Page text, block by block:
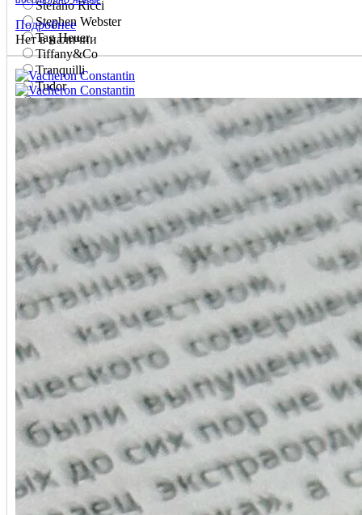
Stefano Ricci
Stephen Webster
Tag Heuer
Tiffany&Co
Tranquilli
Tudor
U-BOAT
Ulysse Nardin
Union Glashütte
Urwerk
UTOPIA
Vacheron Constantin
Van Cleef & Arpels
Wyler
Zenith
Стиль Mikimoto
Федоскино
Подробнее
Нет в наличии